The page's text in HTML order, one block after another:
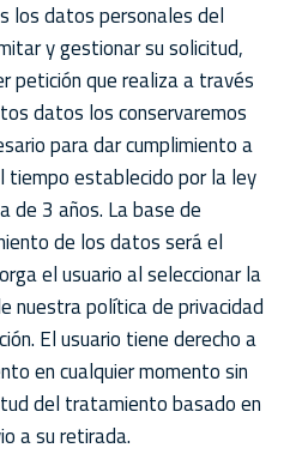
los datos personales del
y gestionar su solicitud,
petición que realiza a través
datos los conservaremos
para dar cumplimiento a
tiempo establecido por la ley
de 3 años. La base de
de los datos será el
el usuario al seleccionar la
nuestra política de privacidad
El usuario tiene derecho a
en cualquier momento sin
del tratamiento basado en
a su retirada.